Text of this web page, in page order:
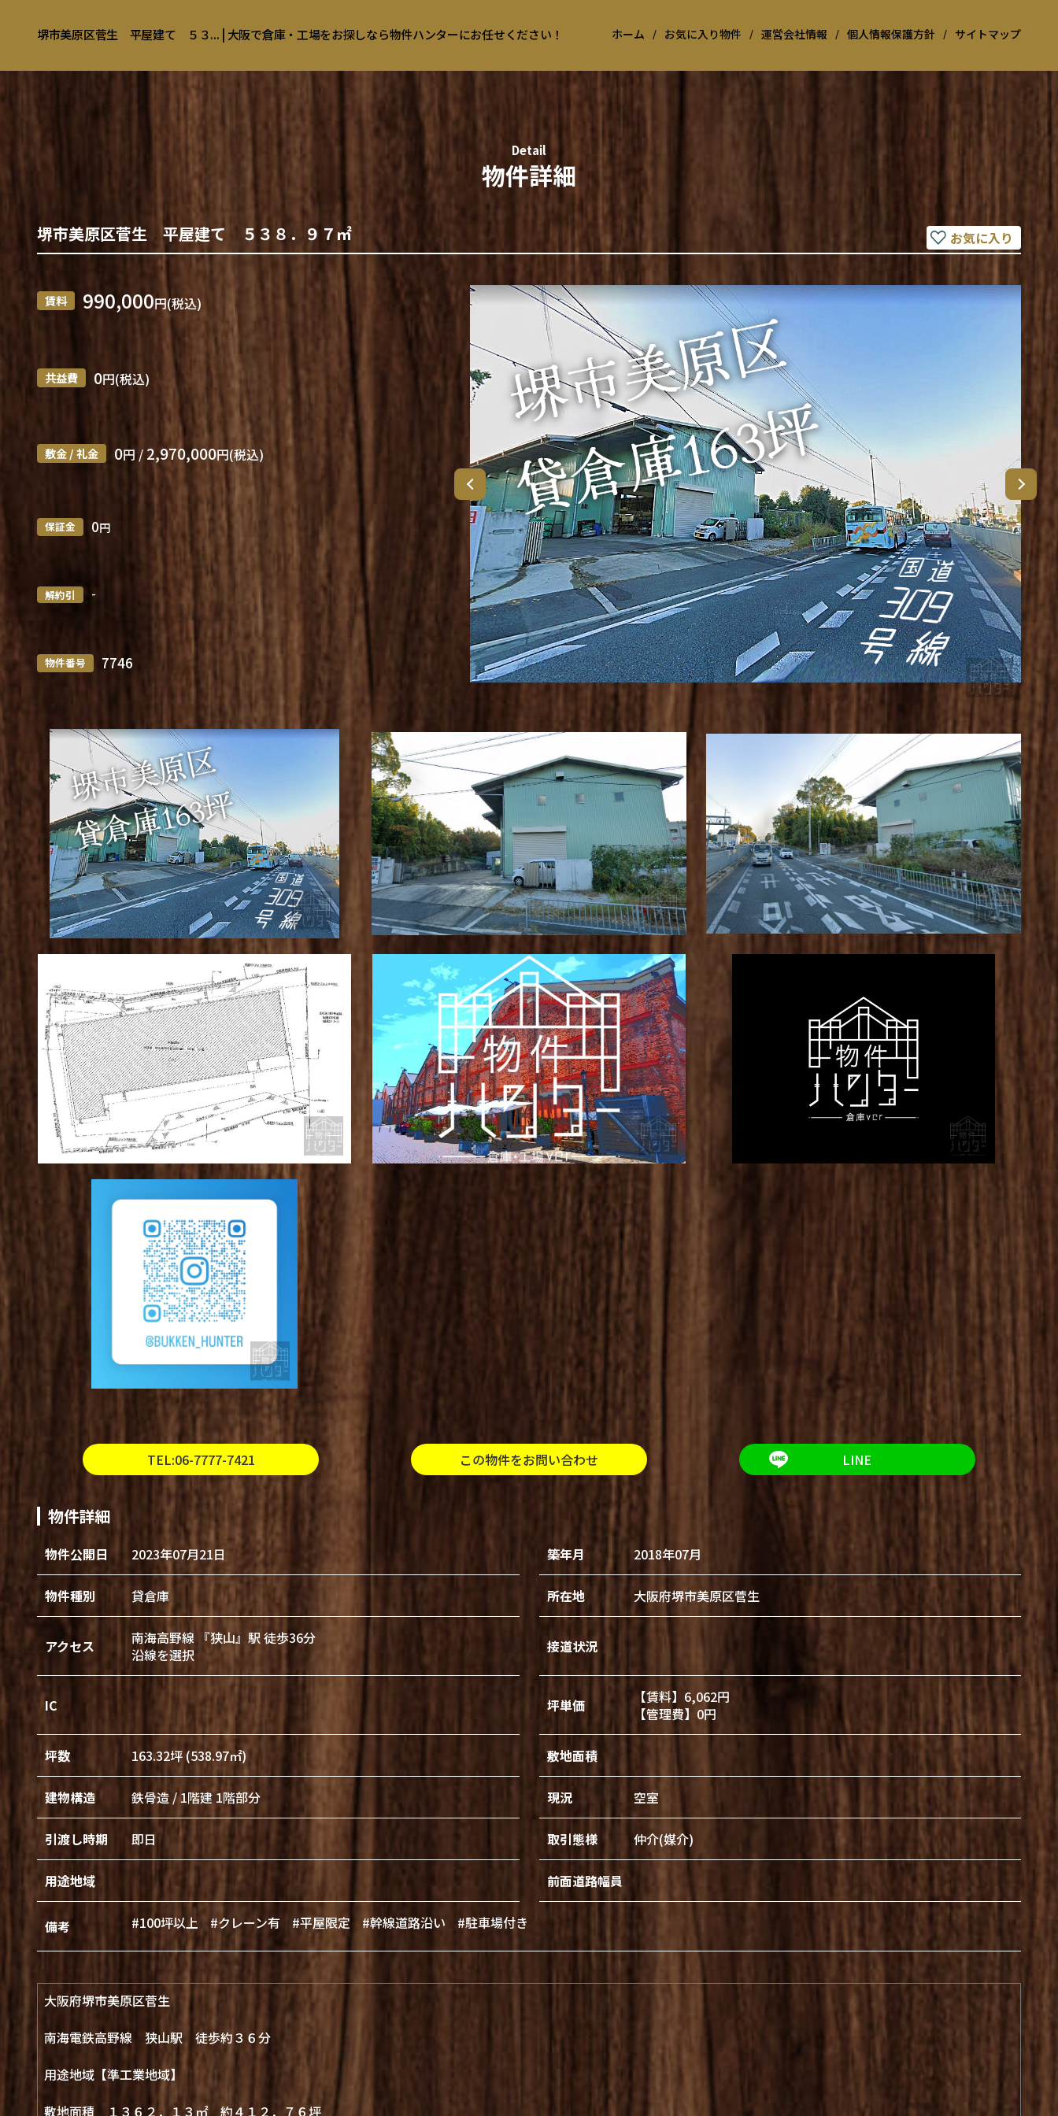
堺市美原区菅生 平屋建て ５３... | 大阪で倉庫・工場をお探しなら物件ハンターにお任せください！ ホーム / お気に入り物件 / 運営会社情報 / 個人情報保護方針 / サイトマップ
Detail
物件詳細
堺市美原区菅生 平屋建て ５３８．９７㎡
賃料 990,000円(税込)
共益費 0円(税込)
敷金 / 礼金 0円 / 2,970,000円(税込)
保証金 0円
解約引 -
物件番号 7746
TEL:06-7777-7421 この物件をお問い合わせ LINE
物件詳細
物件公開日 2023年07月21日 築年月 2018年07月
物件種別 貸倉庫 所在地 大阪府堺市美原区菅生
アクセス
南海高野線 『狭山』駅 徒歩36分
沿線を選択
接道状況
IC 坪単価
【賃料】6,062円
【管理費】0円
坪数 163.32坪 (538.97㎡) 敷地面積
建物構造 鉄骨造 / 1階建 1階部分 現況 空室
引渡し時期 即日 取引態様 仲介(媒介)
用途地域 前面道路幅員
備考 #100坪以上 #クレーン有 #平屋限定 #幹線道路沿い #駐車場付き
大阪府堺市美原区菅生
南海電鉄高野線 狭山駅 徒歩約３６分
用途地域【準工業地域】
敷地面積 １３６２．１３㎡ 約４１２．７６坪